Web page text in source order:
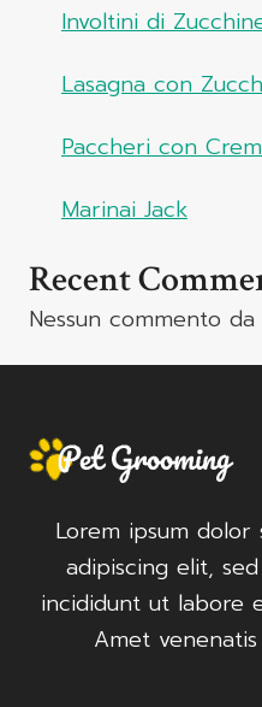
Involtini di
Lasagna con
Paccheri con
Marinai Jack
Recent
Nessun commento
Lorem ipsum
adipiscing elit,
incididunt ut labore
Amet